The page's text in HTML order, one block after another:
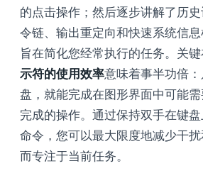
的点击操作；然后逐步讲解了历
令链、输出重定向和快速系统信
旨在简化您经常执行的任务。关
示符的使用效率意味着事半功倍
盘，就能完成在图形界面中可能
完成的操作。通过保持双手在键
命令，您可以最大限度地减少干
而专注于当前任务。